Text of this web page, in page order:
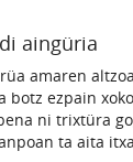
aingüria
amaren
botz ezpain
ni trixtüra
ta aita